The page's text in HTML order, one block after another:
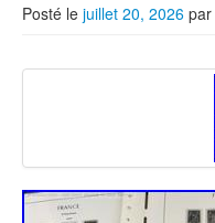
Posté le juillet 20, 2026 par